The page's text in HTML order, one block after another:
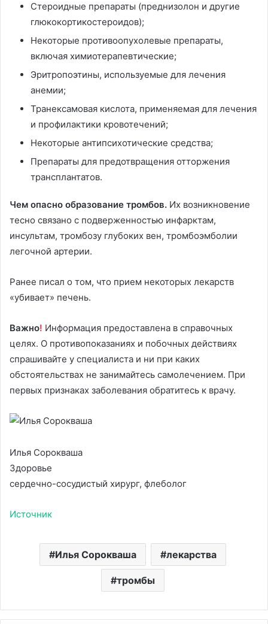
Стероидные препараты (преднизолон и другие
глюкокортикостероидов);
Некоторые противоопухолевые препараты,
включая химиотерапевтические;
Эритропоэтины, используемые для лечения
анемии;
Транексамовая кислота, применяемая для лечения
и профилактики кровотечений;
Некоторые антипсихотические средства;
Препараты для предотвращения отторжения
трансплантатов.
Чем опасно образование тромбов. Их возникновение
тесно связано с подверженностью инфарктам,
инсультам, тромбозу глубоких вен, тромбоэмболии
легочной артерии.
Ранее писал о том, что прием некоторых лекарств
«убивает» печень.
Важно! Информация предоставлена в справочных
целях. О противопоказаниях и побочных действиях
спрашивайте у специалиста и ни при каких
обстоятельствах не занимайтесь самолечением. При
первых признаках заболевания обратитесь к врачу.
Илья Сорокваша
Здоровье
сердечно-сосудистый хирург, флеболог
Источник
Илья Сорокваша лекарства
тромбы